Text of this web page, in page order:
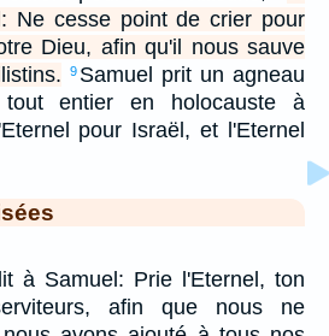
Ne cesse point de crier pour
Dieu, afin qu'il nous sauve
9 Samuel prit un agneau
entier en holocauste à
pour Israël, et l'Eternel
à Samuel: Prie l'Eternel, ton
afin que nous ne